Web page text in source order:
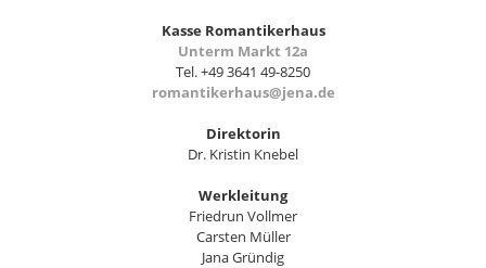
Kasse Romantikerhaus
Unterm Markt 12a
Tel. +49 3641 49-8250
romantikerhaus@jena.de
Direktorin
Dr. Kristin Knebel
Werkleitung
Friedrun Vollmer
Carsten Müller
Jana Gründig